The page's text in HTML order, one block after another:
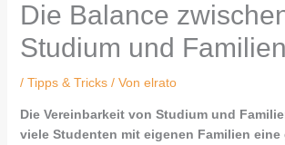
Die Balance
Studium und
/ Tipps & Tricks/ Von elrato
Die Vereinbarkeit von Studium und
viele Studenten mit eigenen Familien eine